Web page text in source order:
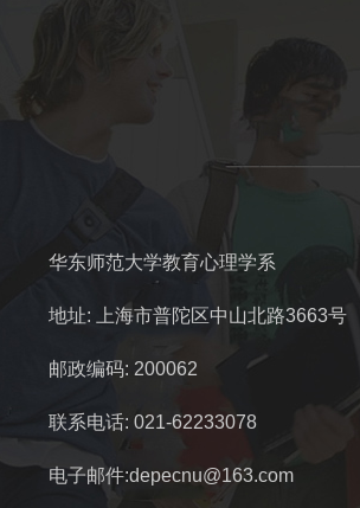
华东师范大学教育心理学系
地址: 上海市普陀区中山北路3663号
邮政编码: 200062
联系电话: 021-62233078
电子邮件:depecnu@163.com